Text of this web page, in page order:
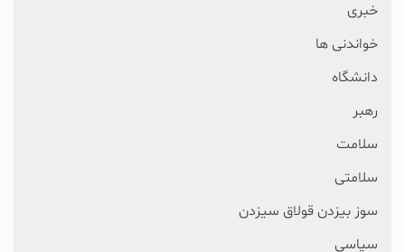
خبری
خواندنی ها
دانشگاه
رهبر
سلامت
سلامتی
سوز بیزدن قولاق سیزدن
سیاسی